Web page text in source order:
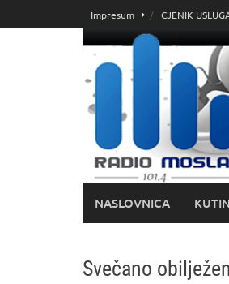
do
Impresum CJENIK
NASLOVNICA
​Svečano